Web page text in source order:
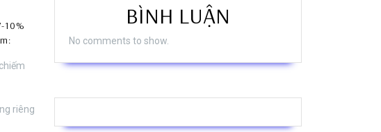
10%
riêng
BÌNH LUẬN
No comments to show.